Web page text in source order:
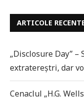
ARTICOLE
„Disclosure Day”
extratereștri, dar
Cenaclul „H.G.